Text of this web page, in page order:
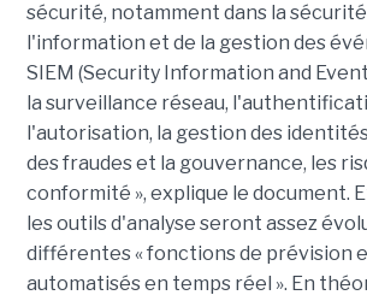
sécurité, notamment dans la
l'information et de la gestion des
SIEM (Security Information and
la surveillance réseau,
l'autorisation, la gestion des
des fraudes et la gouvernance, les
conformité », explique le document.
les outils d'analyse seront assez
différentes « fonctions de prévision
automatisés en temps réel ». En